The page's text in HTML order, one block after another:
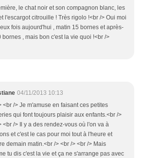
le chat noir et son compagnon blanc, les
l'escargot citrouille ! Très rigolo !<br /> Oui moi
fois aujourd'hui , matin 15 bornes et après-
bornes , mais bon c'est la vie quoi !<br />
04/11/2013 10:13
<br /> Je m'amuse en faisant ces petites
qui font toujours plaisir aux enfants.<br />
<br /> Il y a des rendez-vous où l'on va à
et c'est le cas pour moi tout à l'heure et
demain matin.<br /> <br /> <br /> Mais
tu dis c'est la vie et ça ne s'arrange pas avec